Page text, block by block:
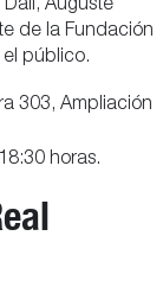
Auguste
de la Fundación
el público.
303, Ampliación
horas.